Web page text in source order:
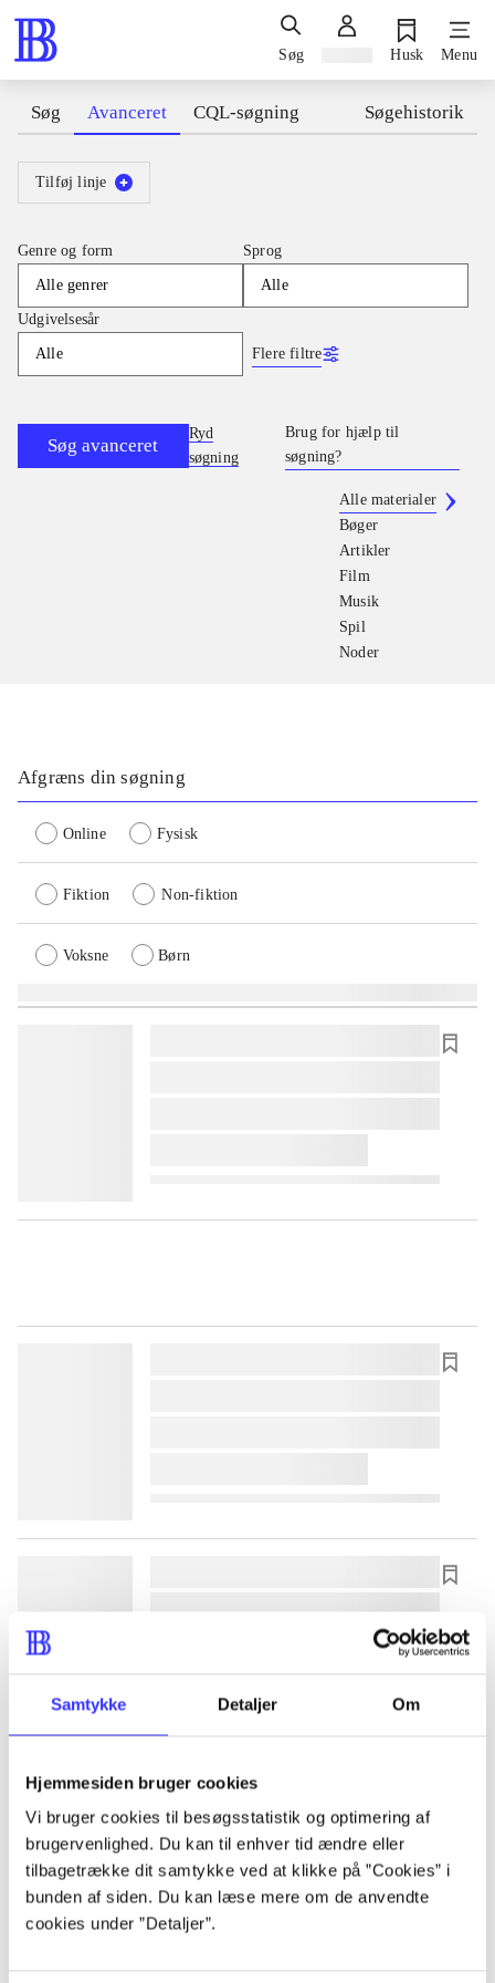
Samtykke Detaljer Om
Hjemmesiden bruger cookies
Vi bruger cookies til besøgsstatistik og optimering af
brugervenlighed. Du kan til enhver tid ændre eller
tilbagetrække dit samtykke ved at klikke på ”Cookies” i
bunden af siden. Du kan læse mere om de anvendte
cookies under ”Detaljer”.
Søg Husk Menu
Alle materialer
Bøger
Artikler
Film
Musik
Spil
Noder
Søg Avanceret CQL-søgning Søgehistorik
Tilføj linje
Genre og form
Alle genrer
Sprog
Alle
Udgivelsesår
Alle Flere filtre
Søg avanceret
Ryd
søgning
Brug for hjælp til
søgning?
Afgræns din søgning
Online Fysisk
Fiktion Non-fiktion
Voksne Børn
lorem ipsum dolor sit amet ...
lorem ipsum dolor sit amet ...
lorem ipsum dolor sit amet ...
lorem ipsum dolor sit amet ...
lorem ipsum dolor sit amet ...
lorem ipsum dolor sit amet ...
lorem ipsum dolor sit amet ...
lorem ipsum dolor sit amet ...
lorem ipsum dolor sit amet ...